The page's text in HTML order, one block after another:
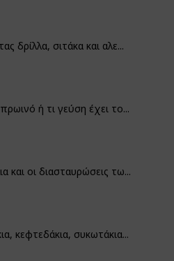
δρίλλα, σιτάκα και αλε...
ή τι γεύση έχει το...
και οι διασταυρώσεις τω...
κεφτεδάκια, συκωτάκια...